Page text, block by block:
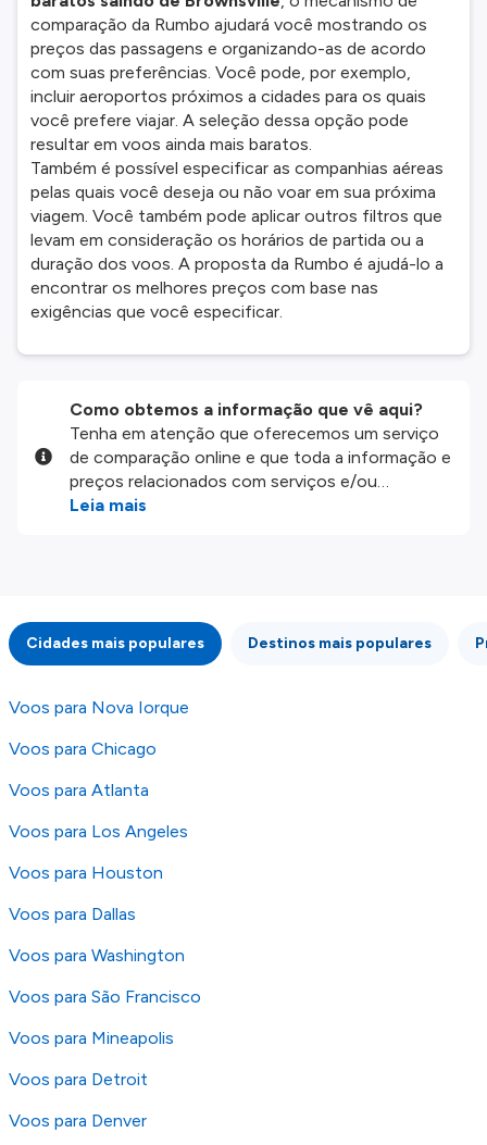
comparação da Rumbo ajudará você mostrando os
preços das passagens e organizando-as de acordo
com suas preferências. Você pode, por exemplo,
incluir aeroportos próximos a cidades para os quais
você prefere viajar. A seleção dessa opção pode
resultar em voos ainda mais baratos.
Também é possível especificar as companhias aéreas
pelas quais você deseja ou não voar em sua próxima
viagem. Você também pode aplicar outros filtros que
levam em consideração os horários de partida ou a
duração dos voos. A proposta da Rumbo é ajudá-lo a
encontrar os melhores preços com base nas
exigências que você especificar.
Como obtemos a informação que vê aqui?
Tenha em atenção que oferecemos um serviço
de comparação online e que toda a informação e
preços relacionados com serviços e/ou
produtos disponíveis no nosso website são
integridade ou pela precisão da informação
publicada, por isso verifique com atenção todas
as condições no website do parceiro antes de
fazer uma reserva. Para mais detalhes verifique
os nossosTermos e Condições
Leia mais
Cidades mais populares Destinos mais populares
Voos para Nova Iorque
Voos para Chicago
Voos para Atlanta
Voos para Los Angeles
Voos para Houston
Voos para Dallas
Voos para Washington
Voos para São Francisco
Voos para Mineapolis
Voos para Detroit
Voos para Denver